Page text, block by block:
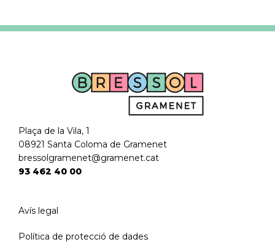
Plaça de la Vila, 1
08921 Santa Coloma de Gramenet
bressolgramenet@gramenet.cat
93 462 40 00
Avís legal
Política de protecció de dades